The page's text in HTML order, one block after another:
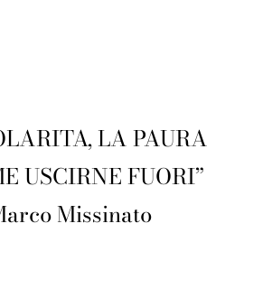
LA PAURA
USCIRNE FUORI”
Missinato